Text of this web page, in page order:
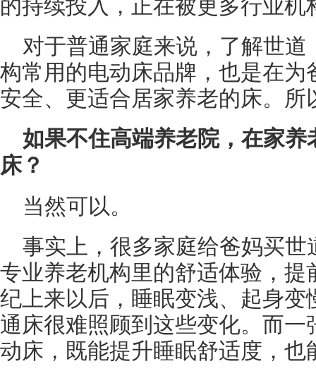
的持续投入，正在被更多行业机
对于普通家庭来说，了解世
构常用的电动床品牌，也是在
安全、更适合居家养老的床。所
如果不住高端养老院，在家
床？
当然可以。
事实上，很多家庭给爸妈买
专业养老机构里的舒适体验，
纪上来以后，睡眠变浅、起身
通床很难照顾到这些变化。而
动床，既能提升睡眠舒适度，也